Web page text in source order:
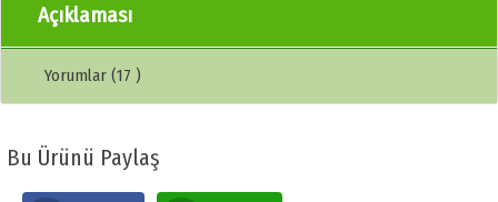
Açıklaması
Yorumlar (17 )
Bu Ürünü Paylaş